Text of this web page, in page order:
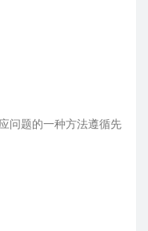
问题的一种方法遵循先